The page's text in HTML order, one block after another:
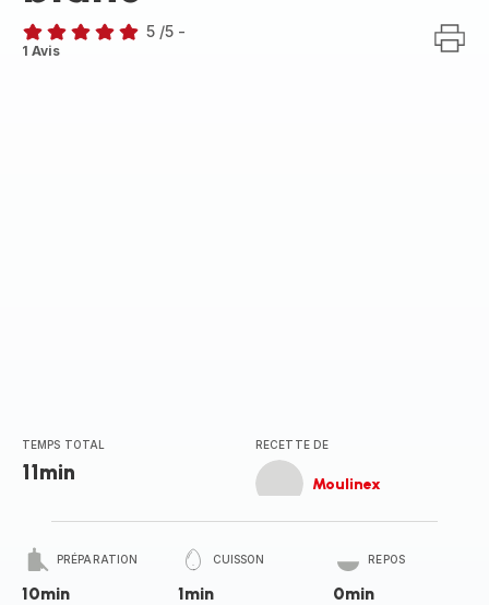
Avis
5 /5 -
1 Avis
TEMPS TOTAL
11min
RECETTE DE
Moulinex
PRÉPARATION
10min
CUISSON
1min
REPOS
0min